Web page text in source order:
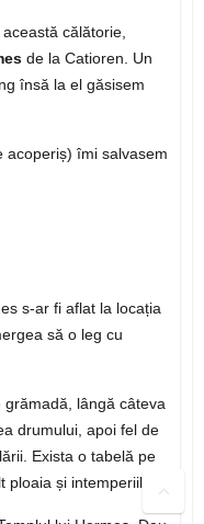
călătorie,
de la Catioren. Un
însă la el găsisem
acoperiș) îmi salvasem
s-ar fi aflat la locația
să o leg cu
lângă câteva
drumului, apoi fel de
Exista o tabelă pe
și intemperiile.